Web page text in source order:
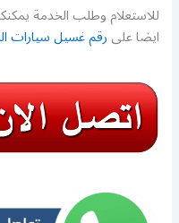
للاستعلام وطلب الخدمة
ايضا علىرقم غسيل سيارات